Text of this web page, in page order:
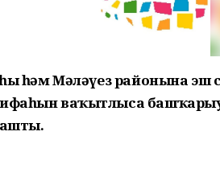
һәм Мәләүез районына эш
ваҡытлыса